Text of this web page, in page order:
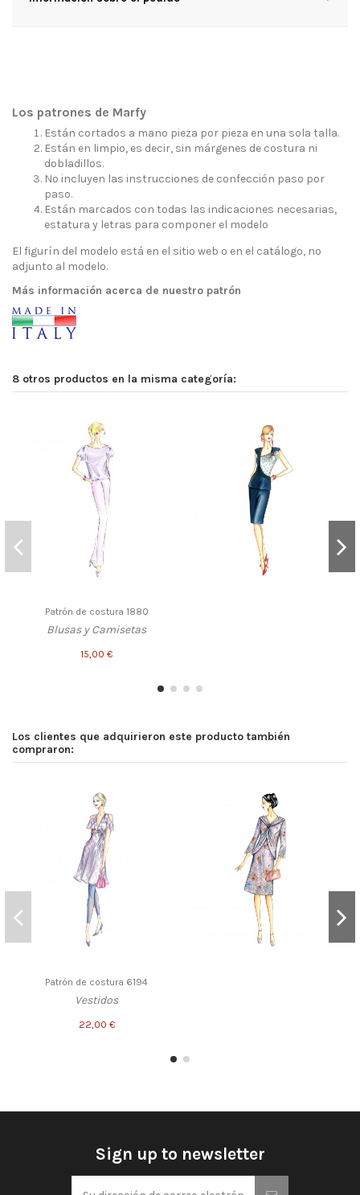
Los patrones de Marfy
Están cortados a mano pieza por pieza en una sola talla.
Están en limpio, es decir, sin márgenes de costura ni
dobladillos.
No incluyen las instrucciones de confección paso por
paso.
Están marcados con todas las indicaciones necesarias,
estatura y letras para componer el modelo
El figurín del modelo está en el sitio web o en el catálogo, no
adjunto al modelo.
Más información acerca de nuestro patrón
8 otros productos en la misma categoría:
Patrón de costura 1880
Blusas y Camisetas
15,00 €
Los clientes que adquirieron este producto también
compraron:
Patrón de costura 6194
Vestidos
22,00 €
Sign up to newsletter